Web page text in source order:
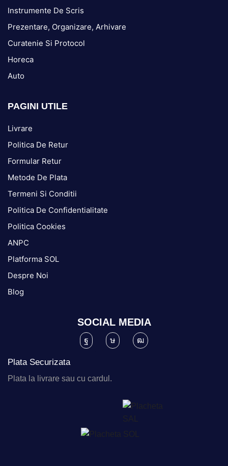
Instrumente De Scris
Prezentare, Organizare, Arhivare
Curatenie Si Protocol
Horeca
Auto
PAGINI UTILE
Livrare
Politica De Retur
Formular Retur
Metode De Plata
Termeni Si Conditii
Politica De Confidentialitate
Politica Cookies
ANPC
Platforma SOL
Despre Noi
Blog
SOCIAL MEDIA
Plata Securizata
Plata la livrare sau cu cardul.